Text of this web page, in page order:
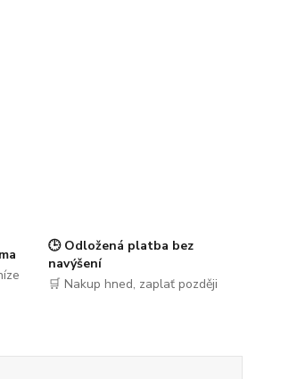
🕒 Odložená platba bez
navýšení
🛒 Nakup hned, zaplať později